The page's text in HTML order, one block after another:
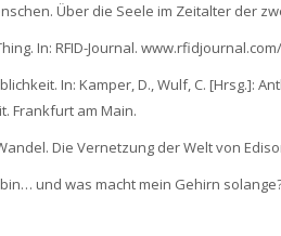
Über die Seele im Zeitalter der
In: RFID-Journal.
In: Kamper, D., Wulf, C. [Hrsg.]:
Frankfurt am Main.
Die Vernetzung der Welt von
bin… und was macht mein Gehirn